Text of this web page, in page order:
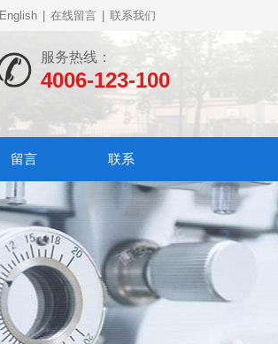
English 在线留言 联系我们
服务热线：
4006-123-100
留言 联系